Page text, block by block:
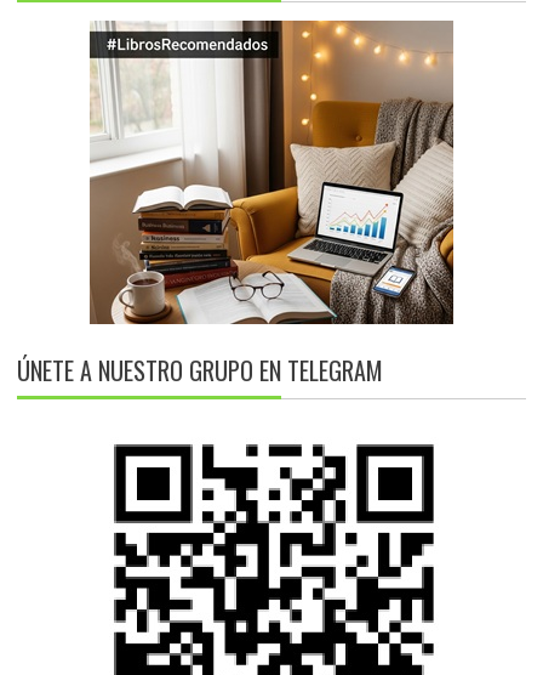
ÚNETE A NUESTRO GRUPO EN TELEGRAM